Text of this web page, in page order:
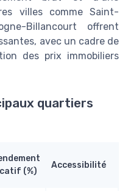
villes comme Saint-
Billancourt offrent
avec un cadre de
des prix immobiliers
quartiers
(%)
Accessibilité